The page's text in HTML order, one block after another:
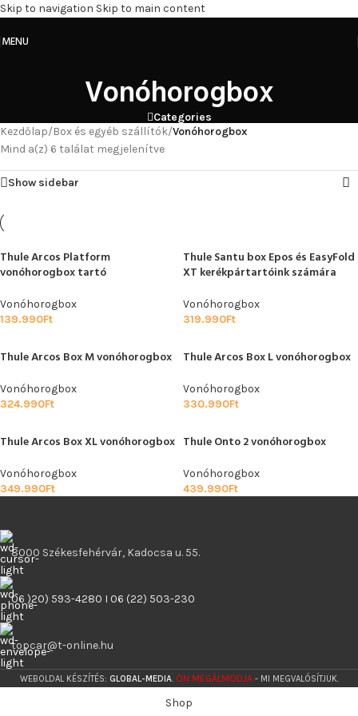
Skip to navigation Skip to main content
MENU
Vonóhorogbox
Categories
Kezdőlap/Box és egyéb szállítók/Vonóhorogbox
Mind a(z) 6 találat megjelenítve
Show sidebar
Thule Arcos Platform
vonóhorogbox tartó
Vonóhorogbox
139.990Ft
Thule Santu box Epos és EasyFold
XT kerékpártartóink számára
Vonóhorogbox
319.990Ft
Thule Arcos Box M vonóhorogbox
Vonóhorogbox
324.990Ft
Thule Arcos Box L vonóhorogbox
Vonóhorogbox
330.990Ft
Thule Arcos Box XL vonóhorogbox
Vonóhorogbox
349.990Ft
Thule Onto 2 vonóhorogbox
Vonóhorogbox
439.990Ft
8000 Székesfehérvár, Kadocsa u. 55.
06 )20) 593-4280 I 06 (22) 503-230
topcar@t-online.hu
WEBOLDAL KÉSZÍTÉS: GLOBAL-MEDIA.ÖN MEGÁLMODJA- MI MEGVALÓSÍTJUK.
Shop